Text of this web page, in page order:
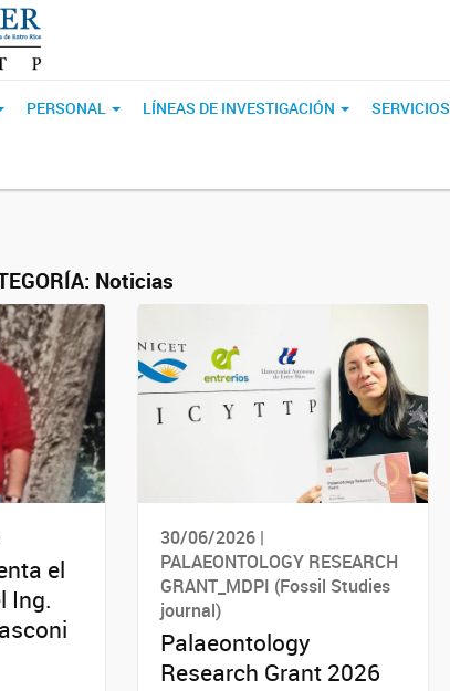
PERSONAL LÍNEAS DE INVESTIGACIÓN SERVICIOS
Noticias
el
Ing.
30/06/2026 |
PALAEONTOLOGY RESEARCH
GRANT_MDPI (Fossil Studies
journal)
Palaeontology
Research Grant 2026